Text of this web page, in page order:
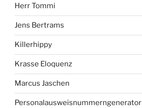
Herr Tommi
Jens Bertrams
Killerhippy
Krasse Eloquenz
Marcus Jaschen
Personalausweisnummerngenerator